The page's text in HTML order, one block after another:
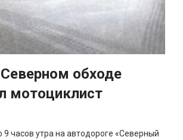
обходе
мотоциклист
9 часов утра на автодороге «Северный